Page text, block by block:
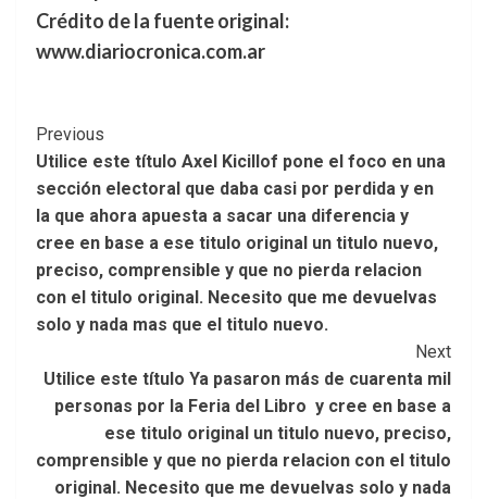
Crédito de la fuente original:
www.diariocronica.com.ar
Post
Navigation
Previous
Utilice este título Axel Kicillof pone el foco en una
sección electoral que daba casi por perdida y en
la que ahora apuesta a sacar una diferencia y
cree en base a ese titulo original un titulo nuevo,
preciso, comprensible y que no pierda relacion
con el titulo original. Necesito que me devuelvas
solo y nada mas que el titulo nuevo.
Next
Utilice este título Ya pasaron más de cuarenta mil
personas por la Feria del Libro y cree en base a
ese titulo original un titulo nuevo, preciso,
comprensible y que no pierda relacion con el titulo
original. Necesito que me devuelvas solo y nada